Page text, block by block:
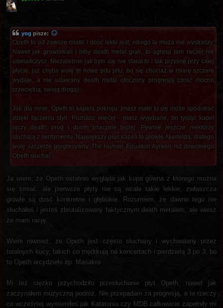
yog pisze:
Opeth to od zawsze miałki i dość lekki jest, nikogo ta muza nie wystraszy.
Nawet jak growlowali i niby death metal grali, to agresji tam raczej nie
uświadczysz. Niezależnie jak bym się nie starał to i tak przysnę przy całej
płycie, już chyba wolę te nowe pitu pitu, bo się chociaż w miarę szczere
wydaje, a nie udawany death metal otoczony progresją (dość mocno
przeciętną, swoją drogą).
Jak dla mnie, Opeth to kapela pokroju: znasz mało to się może spodobać
dzięki łączeniu styli. Poznasz więcej - masz wyjebane, bo tysiąc kapel
łączy death, prog i doom znacznie lepiej. Pewnie jeszcze niektórzy
słuchają z sentymentu. Największy plus kapeli to growle Akerfelda, dlatego
wolę szczerze progresywny The Human Equation Ayreon niż dowolnego
Opeth słuchać.
Ja wiem, że Opeth ostatnio wygląda jak kupa gówna z którego można
się śmiać, ale pierwsze płyty nie są wcale takie lekkie, zwłaszcza
growle są dość konkretne i głębokie. Rozumiem, że dawno tego nie
słuchałeś i jesteś zbrutalizowany faktycznym death metalem, ale wiesz
że mam rację.
Wiem również, ze Opeth jest często słuchany i wychwalany przez
totalnych kucy, takich co mędrkują na koncertach i pierdzielą 3 po 3, bo
to Opeth arcydzieło itp. Masakra
Mi też ciężko przychodziło przesłuchanie płyt Opeth, nawet jak
zaczynałem muzyczną podróż. Nie przepadam za progresją, a te rzeczy
co wcześniej wymieniłeś jak Katatonia czy MDB całkowicie zapełniły mi